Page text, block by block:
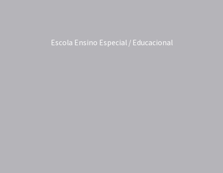
Escola Ensino Especial / Educacional